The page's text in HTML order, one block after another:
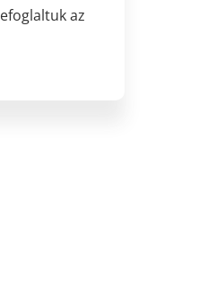
az